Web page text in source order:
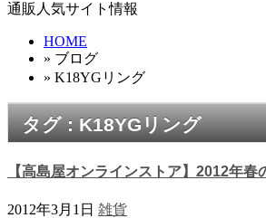
通販人気サイト情報
HOME
» ブログ
» K18YGリング
タグ : K18YGリング
【高島屋オンラインストア】2012年春
2012年3月1日 雑貨